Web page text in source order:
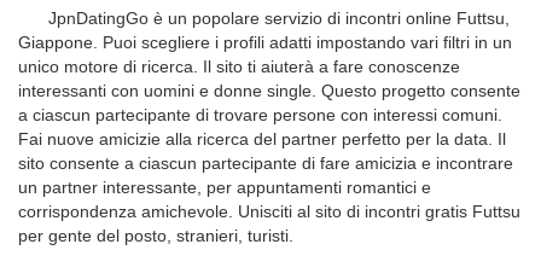
JpnDatingGo è un popolare servizio di incontri online Futtsu,
Giappone. Puoi scegliere i profili adatti impostando vari filtri in un
unico motore di ricerca. Il sito ti aiuterà a fare conoscenze
interessanti con uomini e donne single. Questo progetto consente
a ciascun partecipante di trovare persone con interessi comuni.
Fai nuove amicizie alla ricerca del partner perfetto per la data. Il
sito consente a ciascun partecipante di fare amicizia e incontrare
un partner interessante, per appuntamenti romantici e
corrispondenza amichevole. Unisciti al sito di incontri gratis Futtsu
per gente del posto, stranieri, turisti.